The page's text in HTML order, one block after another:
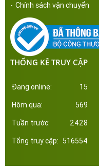
- Chính sách vận chuyển
THỐNG KÊ TRUY CẬP
Đang online: 15
Hôm qua: 569
Tuần trước: 2428
Tổng truy cập: 516554